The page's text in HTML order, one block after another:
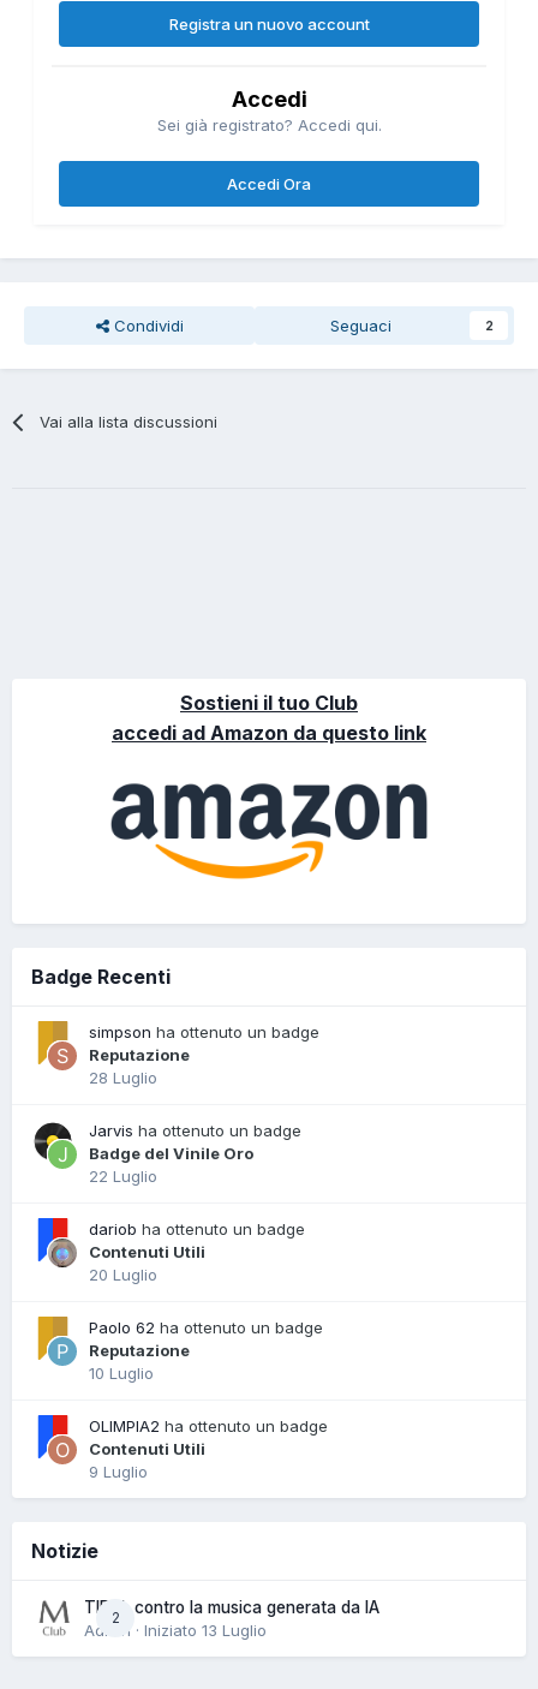
Registra un nuovo account
Accedi
Sei già registrato? Accedi qui.
Accedi Ora
Condividi Seguaci 2
Vai alla lista discussioni
Sostieni il tuo Club
accedi ad Amazon da questo link
Badge Recenti
simpson ha ottenuto un badge
Reputazione
28 Luglio
Jarvis ha ottenuto un badge
Badge del Vinile Oro
22 Luglio
dariob ha ottenuto un badge
Contenuti Utili
20 Luglio
Paolo 62 ha ottenuto un badge
Reputazione
10 Luglio
OLIMPIA2 ha ottenuto un badge
Contenuti Utili
9 Luglio
Notizie
2
TIDAL contro la musica generata da IA
Admin · Iniziato 13 Luglio